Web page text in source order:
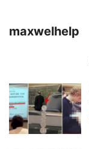
maxwelhelp